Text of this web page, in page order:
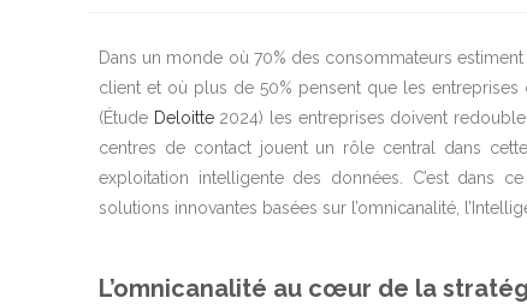
Dans un monde où 70% des consommateurs
client et où plus de 50% pensent que les
(Étude Deloitte2024) les entreprises doivent
centres de contact jouent un rôle central dans
exploitation intelligente des données. C’est dans
solutions innovantes basées sur l’omnicanalité,
L’omnicanalité au cœur de la